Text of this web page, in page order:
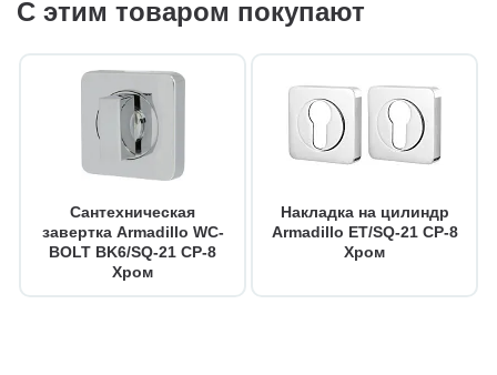
С этим товаром покупают
Сантехническая
завертка Armadillo WC-
BOLT BK6/SQ-21 CP-8
Хром
Накладка на цилиндр
Armadillo ET/SQ-21 CP-8
Хром